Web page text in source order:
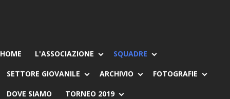
HOME L'ASSOCIAZIONE SQUADRE
SETTORE GIOVANILE ARCHIVIO FOTOGRAFIE
DOVE SIAMO TORNEO 2019